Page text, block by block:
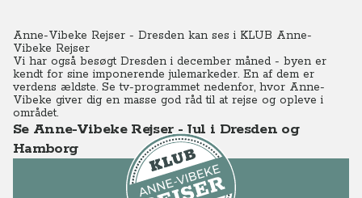
Anne-Vibeke Rejser - Dresden kan ses i KLUB Anne-
Vibeke Rejser
Vi har også besøgt Dresden i december måned - byen er
kendt for sine imponerende julemarkeder. En af dem er
verdens ældste. Se tv-programmet nedenfor, hvor Anne-
Vibeke giver dig en masse god råd til at rejse og opleve i
området.
Se Anne-Vibeke Rejser - Jul i Dresden og
Hamborg